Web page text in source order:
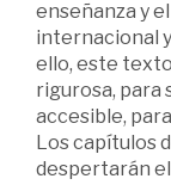
enseñanza y
internacional
ello, este
rigurosa, para
accesible,
Los capítulos
despertarán